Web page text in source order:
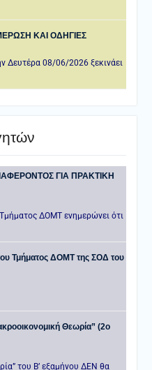
ΚΑΙ ΟΔΗΓΙΕΣ
Δευτέρα 08/06/2026 ξεκινάει
ΓΙΑ ΠΡΑΚΤΙΚΗ
ΔΟΜΤ ενημερώνει ότι
Τμήματος ΔΟΜΤ της ΣΟΔ του
Θεωρία” (2ο
του Β’ εξαμήνου ΔΕΝ θα